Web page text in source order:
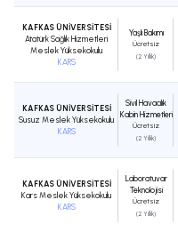
KAFKAS ÜNİVERSİTESİ
Atatürk Sağlık Hizmetleri
Meslek Yüksekokulu
KARS
Yaşlı Bakımı
Ücretsiz
(2 Yıllık)
KAFKAS ÜNİVERSİTESİ
Susuz Meslek Yüksekokulu
KARS
Sivil Havacılık
Kabin Hizmetleri
Ücretsiz
(2 Yıllık)
KAFKAS ÜNİVERSİTESİ
Kars Meslek Yüksekokulu
KARS
Laboratuvar
Teknolojisi
Ücretsiz
(2 Yıllık)